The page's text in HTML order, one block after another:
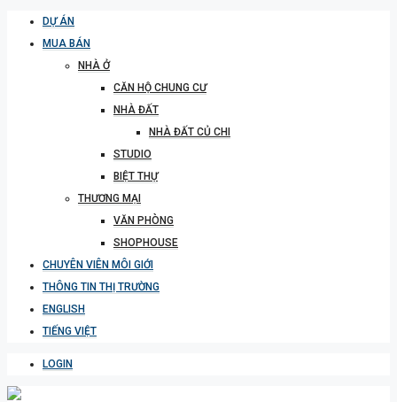
DỰ ÁN
MUA BÁN
NHÀ Ở
CĂN HỘ CHUNG CƯ
NHÀ ĐẤT
NHÀ ĐẤT CỦ CHI
STUDIO
BIỆT THỰ
THƯƠNG MẠI
VĂN PHÒNG
SHOPHOUSE
CHUYÊN VIÊN MÔI GIỚI
THÔNG TIN THỊ TRƯỜNG
ENGLISH
TIẾNG VIỆT
LOGIN